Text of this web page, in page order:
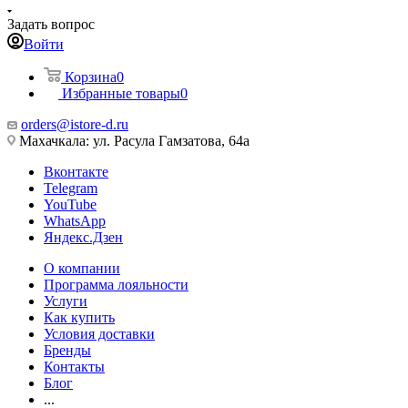
Задать вопрос
Войти
Корзина0
Избранные товары0
orders@istore-d.ru
Махачкала: ул. Расула Гамзатова, 64а
Вконтакте
Telegram
YouTube
WhatsApp
Яндекс.Дзен
О компании
Программа лояльности
Услуги
Как купить
Условия доставки
Бренды
Контакты
Блог
...